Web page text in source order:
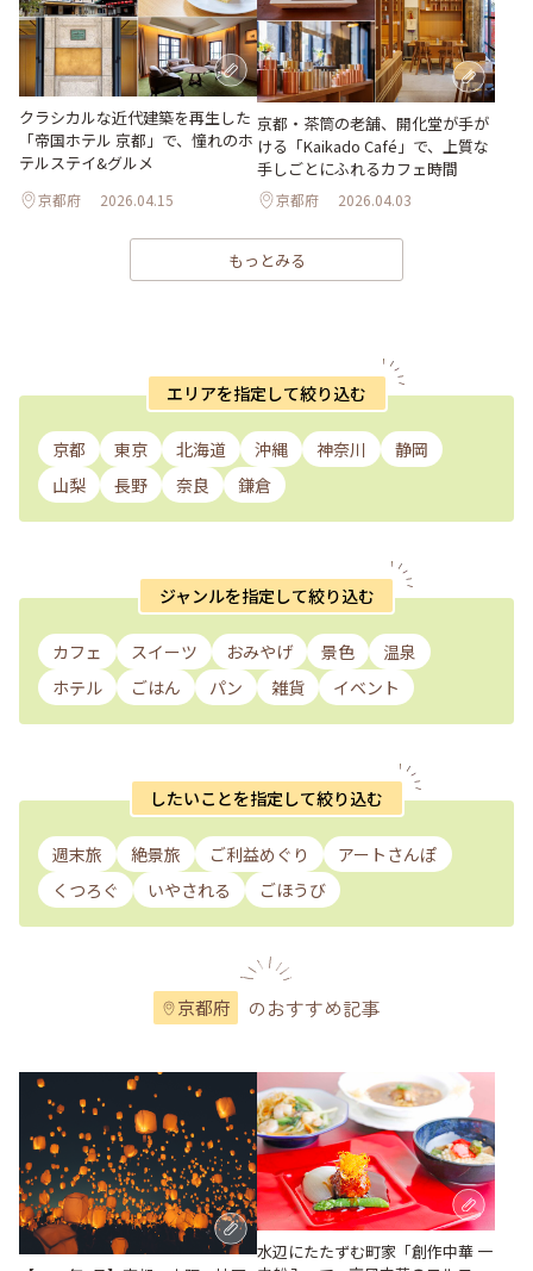
クラシカルな近代建築を再生した
「帝国ホテル 京都」で、憧れのホ
テルステイ&グルメ
京都府 2026.04.15
京都・茶筒の老舗、開化堂が手が
ける「Kaikado Café」で、上質な
手しごとにふれるカフェ時間
京都府 2026.04.03
もっとみる
エリアを指定して絞り込む
京都 東京 北海道 沖縄 神奈川
静岡
山梨
長野 奈良 鎌倉
ジャンルを指定して絞り込む
カフェ スイーツ おみやげ 景色
温泉
ホテル
ごはん パン 雑貨 イベント
したいことを指定して絞り込む
週末旅 絶景旅 ご利益めぐり
アートさんぽ
くつろぐ
いやされる ごほうび
京都府 のおすすめ記事
水辺にたたずむ町家「創作中華 一